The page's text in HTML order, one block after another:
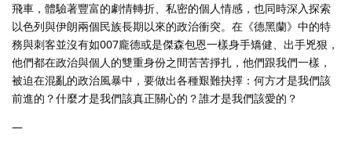
飛車，體驗著豐富的劇情轉折、私密的個人情感，也同時深入探索
以色列與伊朗兩個民族長期以來的政治衝突。在《德黑蘭》中的特
務與刺客並沒有如007龐德或是傑森包恩一樣身手矯健、出手兇狠，
他們都在政治與個人的雙重身份之間苦苦掙扎，他們跟我們一樣，
被迫在混亂的政治風暴中，要做出各種艱難抉擇：何方才是我們該
前進的？什麼才是我們該真正關心的？誰才是我們該愛的？
—